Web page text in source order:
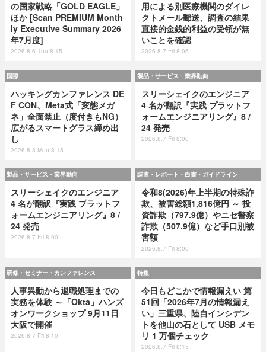
の国家戦略「GOLD EAGLE」
ほか [Scan PREMIUM Month
ly Executive Summary 2026
年7月度]
2026.8.6 Thu 8:15
用による別医療機関のダイレ
クトメール郵送、調査の結果
直接的金銭的利益の受領が無
いことを確認
2026.8.7 Fri 8:05
国際
ハッキングカンファレンス DE
F CON、Meta式「変態メガ
ネ」全面禁止（度付きもNG）
広がるスマートグラス締め出
し
2026.8.3 Mon 8:15
製品・サービス・業界動向
スリーシェイクのエンジニア
4 名が翻訳『実践 プラットフ
ォームエンジニアリング』8 /
24 発売
2026.8.7 Fri 8:00
製品・サービス・業界動向
スリーシェイクのエンジニア
4 名が翻訳『実践 プラットフ
ォームエンジニアリング』8 /
24 発売
2026.8.7 Fri 8:00
調査・レポート・白書・ガイドライン
令和8(2026)年上半期の特殊詐
欺、被害総額1,816億円 ～ 投
資詐欺（797.9億）やニセ警察
詐欺（507.9億）など手口別被
害額
2026.8.7 Fri 8:00
研修・セミナー・カンファレンス
人事異動から退職処理までの
実務を体験 ～「Okta」ハンズ
オンワークショップ 9月11日
大阪で開催
2026.8.7 Fri 8:10
特集
今日もどこかで情報漏えい 第
51回「2026年7月の情報漏え
い」三重県、陸自インシデン
トを他山の石として USB メモ
リ 1 万個チェック
2026.8.7 Fri 8:15